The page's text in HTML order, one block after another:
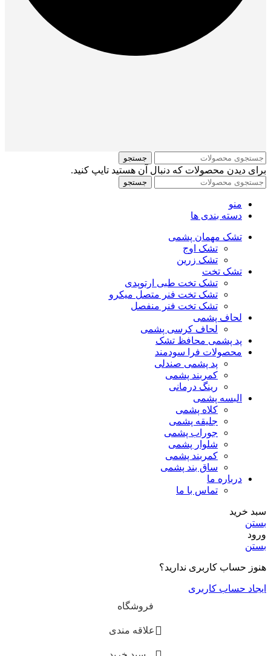
جستجو
برای دیدن محصولات که دنبال آن هستید تایپ کنید.
جستجو
منو
دسته بندی ها
تشک مهمان پشمی
تشک اوج
تشک زرین
تشک تخت
تشک تخت طبی ارتوپدی
تشک تخت فنر متصل میکرو
تشک تخت فنر منفصل
لحاف پشمی
لحاف کرسی پشمی
پد پشمی محافظ تشک
محصولات فرا سودمند
پد پشمی صندلی
کمربند پشمی
رینگ درمانی
البسه پشمی
کلاه پشمی
جلیقه پشمی
جوراب پشمی
شلوار پشمی
کمربند پشمی
ساق بند پشمی
درباره ما
تماس با ما
سبد خرید
بستن
ورود
بستن
هنوز حساب کاربری ندارید؟
ایجاد حساب کاربری
فروشگاه
علاقه مندی